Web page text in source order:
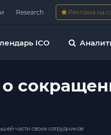
Research Реклама на
ICO
части своих сотрудников